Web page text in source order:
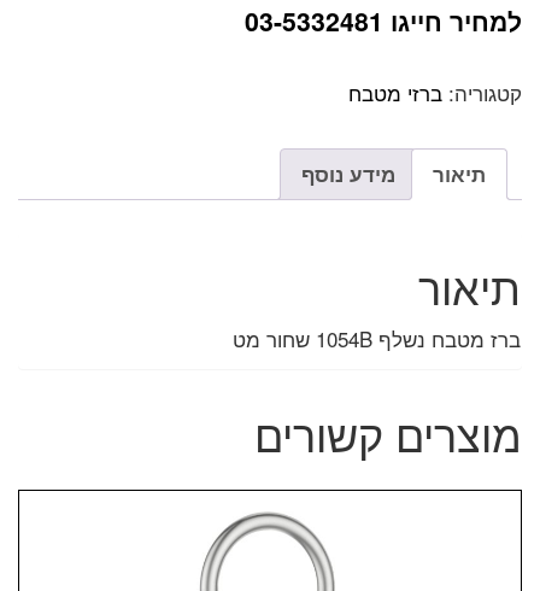
למחיר חייגו 03-5332481
קטגוריה: ברזי מטבח
תיאור מידע נוסף
תיאור
ברז מטבח נשלף 1054B שחור מט
מוצרים קשורים